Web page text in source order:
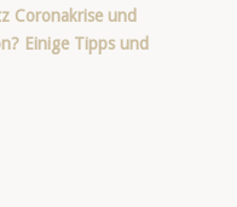
Coronakrise und
Einige Tipps und